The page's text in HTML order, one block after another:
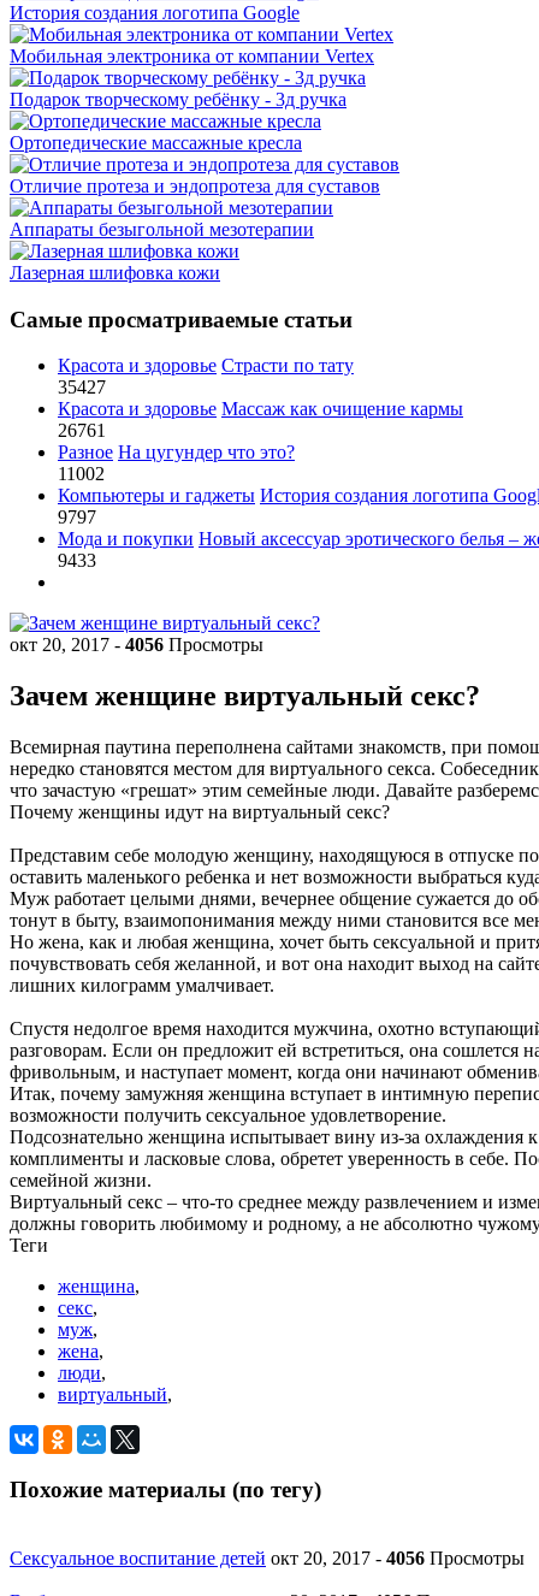
История создания логотипа Google
Мобильная электроника от компании Vertex
Подарок творческому ребёнку - 3д ручка
Ортопедические массажные кресла
Отличие протеза и эндопротеза для суставов
Аппараты безыгольной мезотерапии
Лазерная шлифовка кожи
Самые просматриваемые статьи
Красота и здоровье Страсти по тату
35427
Красота и здоровье Массаж как очищение кармы
26761
Разное На цугундер что это?
11002
Компьютеры и гаджеты История создания логотипа
9797
Мода и покупки Новый аксессуар эротического белья –
9433
окт 20, 2017 - 4056 Просмотры
Зачем женщине виртуальный секс?
Всемирная паутина переполнена сайтами знакомств, при
нередко становятся местом для виртуального секса.
что зачастую «грешат» этим семейные люди. Давайте
Почему женщины идут на виртуальный секс?
Представим себе молодую женщину, находящуюся в отпуске
оставить маленького ребенка и нет возможности выбраться
Муж работает целыми днями, вечернее общение сужается до
тонут в быту, взаимопонимания между ними становится все
Но жена, как и любая женщина, хочет быть сексуальной и
почувствовать себя желанной, и вот она находит выход на
лишних килограмм умалчивает.
Спустя недолгое время находится мужчина, охотно
разговорам. Если он предложит ей встретиться, она сошлется
фривольным, и наступает момент, когда они начинают
Итак, почему замужняя женщина вступает в интимную
возможности получить сексуальное удовлетворение.
Подсознательно женщина испытывает вину из-за охлаждения
комплименты и ласковые слова, обретет уверенность в себе.
семейной жизни.
Виртуальный секс – что-то среднее между развлечением и
должны говорить любимому и родному, а не абсолютно чужому
Теги
женщина,
секс,
муж,
жена,
люди,
виртуальный,
Похожие материалы (по тегу)
Сексуальное воспитание детей окт 20, 2017 - 4056 Просмотры